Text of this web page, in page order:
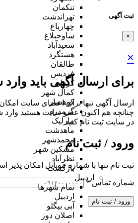
ثبت آگهی
×
×
برای ارسال آگهی باید
ارسال آگهی تنها برای اعضای سایت
چنانچه هم‌ اکنون عضو سایت هستید وارد
در سایت ثبت نام کنید
ورود / ثبت نام
ثبت نام تنها با شماره موبایل امکان پذیر
شماره تماس*
ورود / ثبت نام
تنکمان
تهراندشت
چهارباغ
ساوجبلاغ
سعیدآباد
هشتگرد
طالقان
فردیس
کردان
کمال شهر
کوهسار
گرمدره
مارلیک
ماهدشت
محمدشهر
مشکین شهر
نظرآباد
بازگشت
اردبیل
تمام شهر‌ها
اردبیل
آبی بیگلو
اصلان دوز